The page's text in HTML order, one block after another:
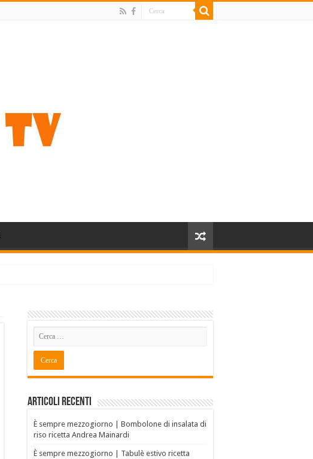
Articoli recenti
È sempre mezzogiorno | Bombolone di insalata di
riso ricetta Andrea Mainardi
È sempre mezzogiorno | Tabulè estivo ricetta